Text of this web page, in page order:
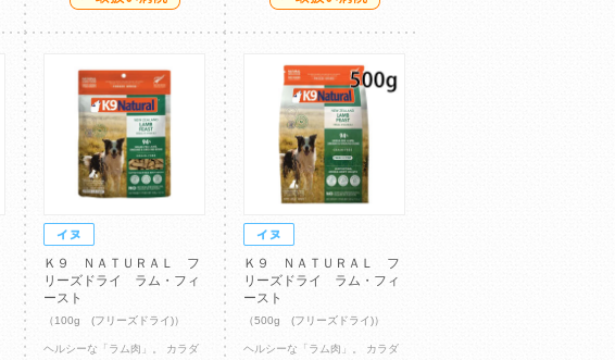
Ｋ９ ＮＡＴＵＲＡＬ フ
リーズドライ ラム・フィ
ースト
（100g (フリーズドライ)）
ヘルシーな「ラム肉」。 カラダ
Ｋ９ ＮＡＴＵＲＡＬ フ
リーズドライ ラム・フィ
ースト
（500g (フリーズドライ)）
ヘルシーな「ラム肉」。 カラダ